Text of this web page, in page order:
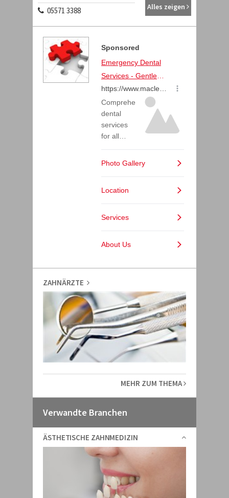
05571 3388
Alles zeigen
ZAHNÄRZTE
MEHR ZUM THEMA
Verwandte Branchen
ÄSTHETISCHE ZAHNMEDIZIN